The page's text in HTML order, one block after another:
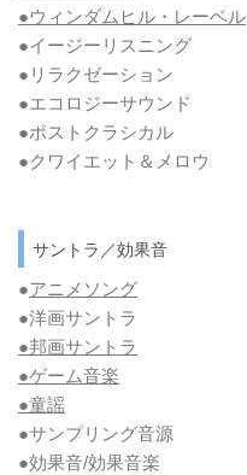
●ウィンダムヒル・レーベル
●イージーリスニング
●リラクゼーション
●エコロジーサウンド
●ポストクラシカル
●クワイエット＆メロウ
サントラ／効果音
●アニメソング
●洋画サントラ
●邦画サントラ
●ゲーム音楽
●童謡
●サンプリング音源
●効果音/効果音楽